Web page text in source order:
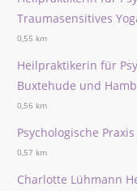
Traumasensitives
0,55 km
Heilpraktikerin für
Buxtehude und
0,56 km
Psychologische
0,57 km
Charlotte Lühmann